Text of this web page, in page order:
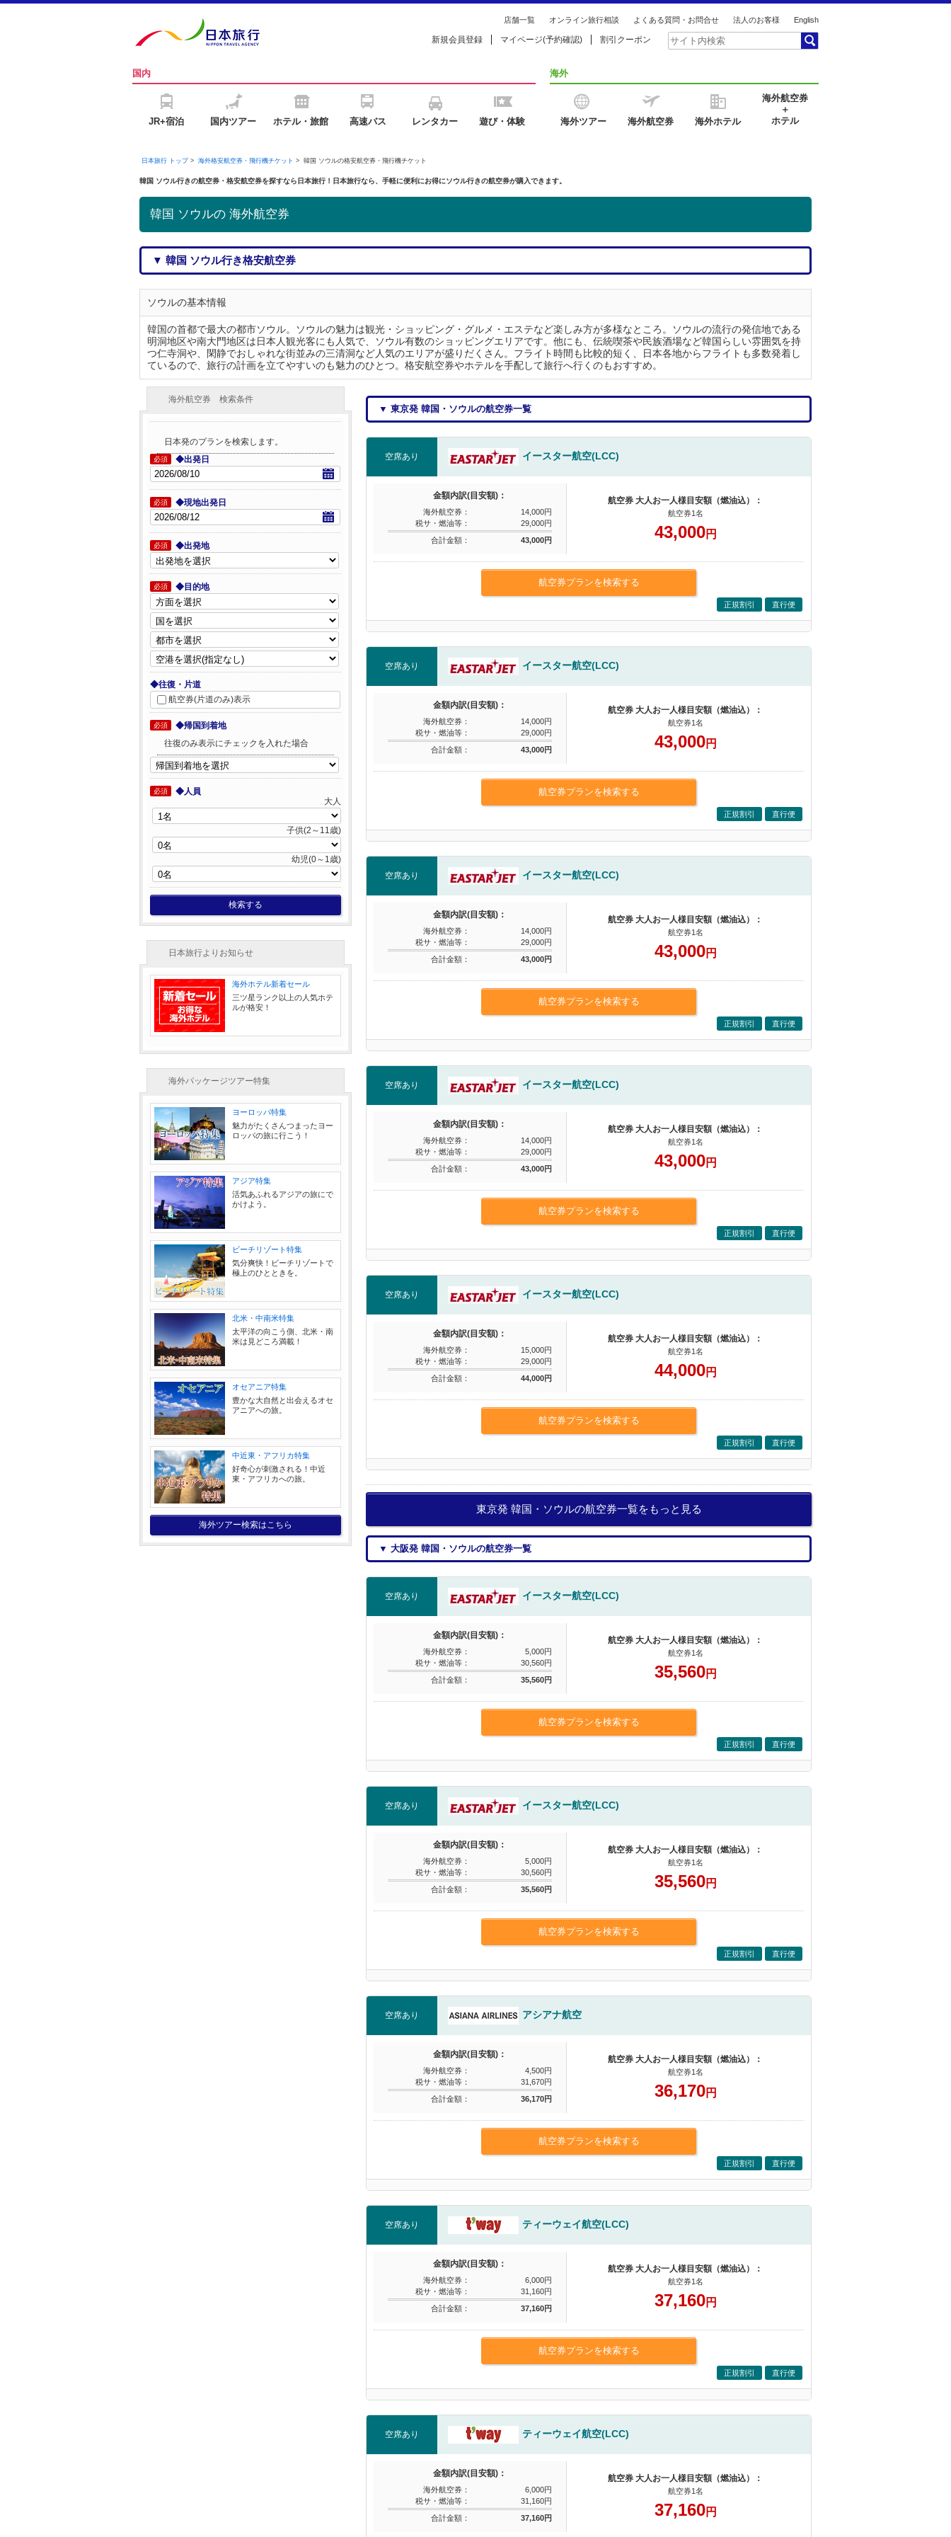
店舗一覧 オンライン旅行相談 よくある質問・お問合せ 法人のお客様 English
新規会員登録 マイページ(予約確認) 割引クーポン
国内
JR+宿泊 国内ツアー ホテル・旅館 高速バス レンタカー 遊び・体験
海外
海外ツアー 海外航空券 海外ホテル
海外航空券
＋
ホテル
日本旅行 トップ> 海外格安航空券・飛行機チケット > 韓国 ソウルの格安航空券・飛行機チケット
韓国 ソウル行きの航空券・格安航空券を探すなら日本旅行！日本旅行なら、手軽に便利にお得にソウル行きの航空券が購入できます。
韓国 ソウルの 海外航空券
▼ 韓国 ソウル行き格安航空券
ソウルの基本情報
韓国の首都で最大の都市ソウル。ソウルの魅力は観光・ショッピング・グルメ・エステなど楽しみ方が多様なところ。ソウルの流行の発信地である
明洞地区や南大門地区は日本人観光客にも人気で、ソウル有数のショッピングエリアです。他にも、伝統喫茶や民族酒場など韓国らしい雰囲気を持
つ仁寺洞や、閑静でおしゃれな街並みの三清洞など人気のエリアが盛りだくさん。フライト時間も比較的短く、日本各地からフライトも多数発着し
ているので、旅行の計画を立てやすいのも魅力のひとつ。格安航空券やホテルを手配して旅行へ行くのもおすすめ。
▼ 東京発 韓国・ソウルの航空券一覧
空席あり イースター航空(LCC)
金額内訳(目安額)：
海外航空券：
14,000円
税サ・燃油等：
29,000円
合計金額：
43,000円
航空券 大人お一人様目安額（燃油込）：
航空券1名
43,000円
航空券プランを検索する
正規割引 直行便
空席あり イースター航空(LCC)
金額内訳(目安額)：
海外航空券：
14,000円
税サ・燃油等：
29,000円
合計金額：
43,000円
航空券 大人お一人様目安額（燃油込）：
航空券1名
43,000円
航空券プランを検索する
正規割引 直行便
空席あり イースター航空(LCC)
金額内訳(目安額)：
海外航空券：
14,000円
税サ・燃油等：
29,000円
合計金額：
43,000円
航空券 大人お一人様目安額（燃油込）：
航空券1名
43,000円
航空券プランを検索する
正規割引 直行便
空席あり イースター航空(LCC)
金額内訳(目安額)：
海外航空券：
14,000円
税サ・燃油等：
29,000円
合計金額：
43,000円
航空券 大人お一人様目安額（燃油込）：
航空券1名
43,000円
航空券プランを検索する
正規割引 直行便
空席あり イースター航空(LCC)
金額内訳(目安額)：
海外航空券：
15,000円
税サ・燃油等：
29,000円
合計金額：
44,000円
航空券 大人お一人様目安額（燃油込）：
航空券1名
44,000円
航空券プランを検索する
正規割引 直行便
東京発 韓国・ソウルの航空券一覧をもっと見る
▼ 大阪発 韓国・ソウルの航空券一覧
空席あり イースター航空(LCC)
金額内訳(目安額)：
海外航空券：
5,000円
税サ・燃油等：
30,560円
合計金額：
35,560円
航空券 大人お一人様目安額（燃油込）：
航空券1名
35,560円
航空券プランを検索する
正規割引 直行便
空席あり イースター航空(LCC)
金額内訳(目安額)：
海外航空券：
5,000円
税サ・燃油等：
30,560円
合計金額：
35,560円
航空券 大人お一人様目安額（燃油込）：
航空券1名
35,560円
航空券プランを検索する
正規割引 直行便
空席あり アシアナ航空
金額内訳(目安額)：
海外航空券：
4,500円
税サ・燃油等：
31,670円
合計金額：
36,170円
航空券 大人お一人様目安額（燃油込）：
航空券1名
36,170円
航空券プランを検索する
正規割引 直行便
空席あり ティーウェイ航空(LCC)
金額内訳(目安額)：
海外航空券：
6,000円
税サ・燃油等：
31,160円
合計金額：
37,160円
航空券 大人お一人様目安額（燃油込）：
航空券1名
37,160円
航空券プランを検索する
正規割引 直行便
空席あり ティーウェイ航空(LCC)
金額内訳(目安額)：
海外航空券：
6,000円
税サ・燃油等：
31,160円
合計金額：
37,160円
航空券 大人お一人様目安額（燃油込）：
航空券1名
37,160円
海外航空券 検索条件
日本発のプランを検索します。
必須 ◆出発日
必須 ◆現地出発日
必須 ◆出発地
必須 ◆目的地
◆往復・片道
航空券(片道のみ)表示
必須
◆帰国到着地
往復のみ表示にチェックを入れた場合
必須
◆人員
大人
子供(2～11歳)
幼児(0～1歳)
検索する
日本旅行よりお知らせ
海外ホテル新着セール
三ツ星ランク以上の人気ホテ
ルが格安！
海外パッケージツアー特集
ヨーロッパ特集
魅力がたくさんつまったヨー
ロッパの旅に行こう！
アジア特集
活気あふれるアジアの旅にで
かけよう。
ビーチリゾート特集
気分爽快！ビーチリゾートで
極上のひとときを。
北米・中南米特集
太平洋の向こう側、北米・南
米は見どころ満載！
オセアニア特集
豊かな大自然と出会えるオセ
アニアへの旅。
中近東・アフリカ特集
好奇心が刺激される！中近
東・アフリカへの旅。
海外ツアー検索はこちら